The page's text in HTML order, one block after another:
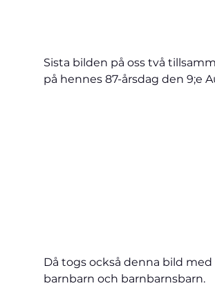
Sista bilden på oss två
på hennes 87-årsdag den 9;e
Då togs också denna bild med
barnbarn och barnbarnsbarn.